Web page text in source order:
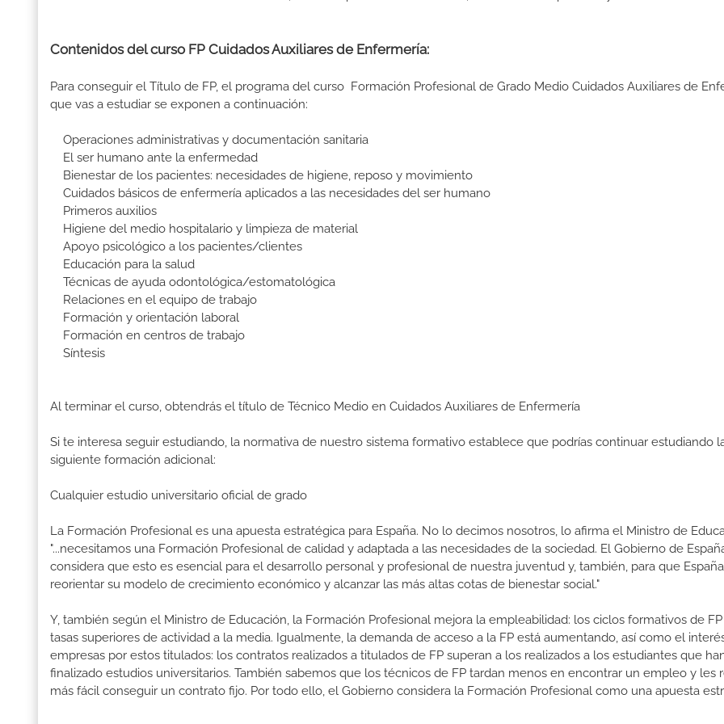
Contenidos del curso FP Cuidados Auxiliares de Enfermería:
Para conseguir el Título de FP, el programa del curso Formación Profesional de Grado Medio Cuidados Auxiliares de
que vas a estudiar se exponen a continuación:
Operaciones administrativas y documentación sanitaria
El ser humano ante la enfermedad
Bienestar de los pacientes: necesidades de higiene, reposo y movimiento
Cuidados básicos de enfermería aplicados a las necesidades del ser humano
Primeros auxilios
Higiene del medio hospitalario y limpieza de material
Apoyo psicológico a los pacientes/clientes
Educación para la salud
Técnicas de ayuda odontológica/estomatológica
Relaciones en el equipo de trabajo
Formación y orientación laboral
Formación en centros de trabajo
Síntesis
Al terminar el curso, obtendrás el título de Técnico Medio en Cuidados Auxiliares de Enfermería
Si te interesa seguir estudiando, la normativa de nuestro sistema formativo establece que podrías continuar estudiando
siguiente formación adicional:
Cualquier estudio universitario oficial de grado
La Formación Profesional es una apuesta estratégica para España. No lo decimos nosotros, lo afirma el Ministro de
"...necesitamos una Formación Profesional de calidad y adaptada a las necesidades de la sociedad. El Gobierno de
considera que esto es esencial para el desarrollo personal y profesional de nuestra juventud y, también, para que
reorientar su modelo de crecimiento económico y alcanzar las más altas cotas de bienestar social."
Y, también según el Ministro de Educación, la Formación Profesional mejora la empleabilidad: los ciclos formativos de
tasas superiores de actividad a la media. Igualmente, la demanda de acceso a la FP está aumentando, así como el
empresas por estos titulados: los contratos realizados a titulados de FP superan a los realizados a los estudiantes que
finalizado estudios universitarios. También sabemos que los técnicos de FP tardan menos en encontrar un empleo y les
más fácil conseguir un contrato fijo. Por todo ello, el Gobierno considera la Formación Profesional como una apuesta